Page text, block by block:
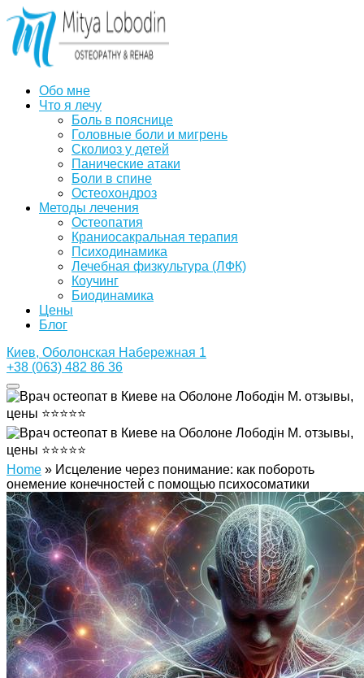
Обо мне
Что я лечу
Боль в пояснице
Головные боли и мигрень
Сколиоз у детей
Панические атаки
Боли в спине
Остеохондроз
Методы лечения
Остеопатия
Краниосакральная терапия
Психодинамика
Лечебная физкультура (ЛФК)
Коучинг
Биодинамика
Цены
Блог
Киев, Оболонская Набережная 1
+38 (063) 482 86 36
Home » Исцеление через понимание: как побороть
онемение конечностей с помощью психосоматики